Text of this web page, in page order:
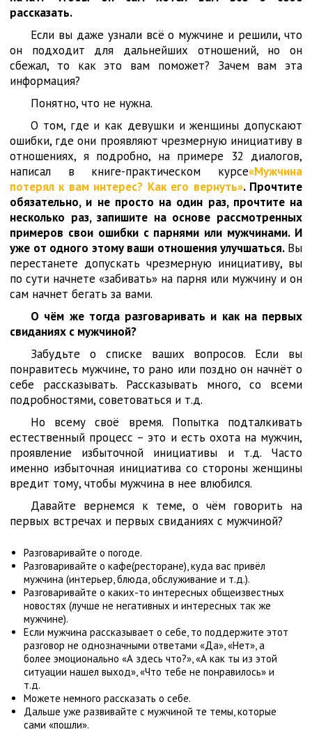
рассказать.
Если вы даже узнали всё о мужчине и решили, что
он подходит для дальнейших отношений, но он
сбежал, то как это вам поможет? Зачем вам эта
информация?
Понятно, что не нужна.
О том, где и как девушки и женщины допускают
ошибки, где они проявляют чрезмерную инициативу в
отношениях, я подробно, на примере 32 диалогов,
написал в книге-практическом курсе«Мужчина
потерял к вам интерес? Как его вернуть». Прочтите
обязательно, и не просто на один раз, прочтите на
несколько раз, запишите на основе рассмотренных
примеров свои ошибки с парнями или мужчинами. И
уже от одного этому ваши отношения улучшаться. Вы
перестанете допускать чрезмерную инициативу, вы
по сути начнете «забивать» на парня или мужчину и он
сам начнет бегать за вами.
О чём же тогда разговаривать и как на первых
свиданиях с мужчиной?
Забудьте о списке ваших вопросов. Если вы
понравитесь мужчине, то рано или поздно он начнёт о
себе рассказывать. Рассказывать много, со всеми
подробностями, советоваться и т.д.
Но всему своё время. Попытка подталкивать
естественный процесс – это и есть охота на мужчин,
проявление избыточной инициативы и т.д. Часто
именно избыточная инициатива со стороны женщины
вредит тому, чтобы мужчина в нее влюбился.
Давайте вернемся к теме, о чём говорить на
первых встречах и первых свиданиях с мужчиной?
Разговаривайте о погоде.
Разговаривайте о кафе(ресторане), куда вас привёл
мужчина (интерьер, блюда, обслуживание и т.д.).
Разговаривайте о каких-то интересных общеизвестных
новостях (лучше не негативных и интересных так же
мужчине).
Если мужчина рассказывает о себе, то поддержите этот
разговор не однозначными ответами «Да», «Нет», а
более эмоционально «А здесь что?», «А как ты из этой
ситуации нашел выход», «Что тебе не понравилось» и
т.д.
Можете немного рассказать о себе.
Дальше уже развивайте с мужчиной те темы, которые
сами «пошли».